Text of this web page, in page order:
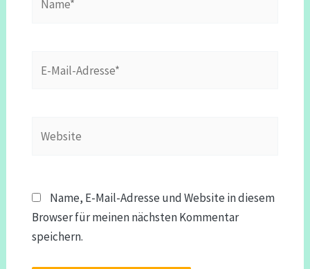
Mail-
Name, E-Mail-Adresse und Website in diesem
Browser für meinen nächsten Kommentar
speichern.